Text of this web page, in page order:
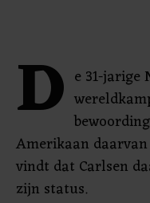
D e 31-jarige
Amerikaan
vindt dat Carlsen
zijn status.